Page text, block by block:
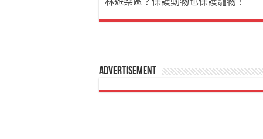
Advertisement